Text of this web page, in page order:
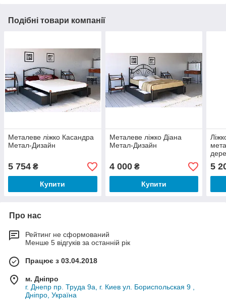
Подібні товари компанії
Металеве ліжко Касандра
Метал-Дизайн
5 754 ₴
Купити
Металеве ліжко Діана
Метал-Дизайн
4 000₴
Купити
5
Про нас
Рейтинг не сформований
Менше 5 відгуків за останній рік
Працює з 03.04.2018
м. Дніпро
г. Днепр пр. Труда 9а, г. Киев ул. Бориспольская 9 ,
Дніпро, Україна